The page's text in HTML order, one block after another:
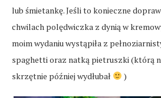
lub śmietankę. Jeśli to konieczne
chwilach polędwiczka z dynią w
moim wydaniu wystąpiła z
spaghetti oraz natką pietruszki (którą
skrzętnie później wydłubał
)